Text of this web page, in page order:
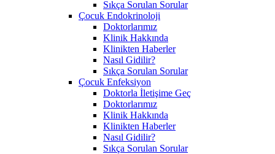
Sıkça Sorulan Sorular
Çocuk Endokrinoloji
Doktorlarımız
Klinik Hakkında
Klinikten Haberler
Nasıl Gidilir?
Sıkça Sorulan Sorular
Çocuk Enfeksiyon
Doktorla İletişime Geç
Doktorlarımız
Klinik Hakkında
Klinikten Haberler
Nasıl Gidilir?
Sıkça Sorulan Sorular